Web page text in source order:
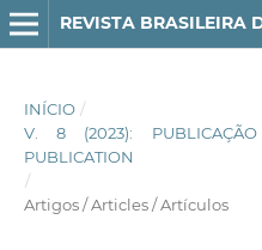
REVISTA BRASILEIRA
INÍCIO /
V. 8 (2023):
PUBLICATION
/
Artigos / Articles / Artículos